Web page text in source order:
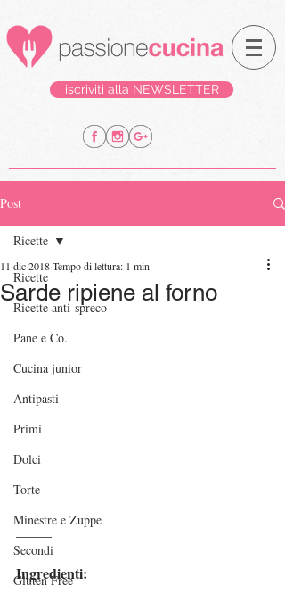
iscriviti alla NEWSLETTER
Post
Ricette
Ricette anti-spreco
Pane e Co.
Cucina junior
Antipasti
Primi
Dolci
Torte
Minestre e Zuppe
Secondi
Gluten Free
Ricette
Sarde ripiene al forno
11 dic 2018Tempo di lettura: 1 min
_____
Ingredienti: